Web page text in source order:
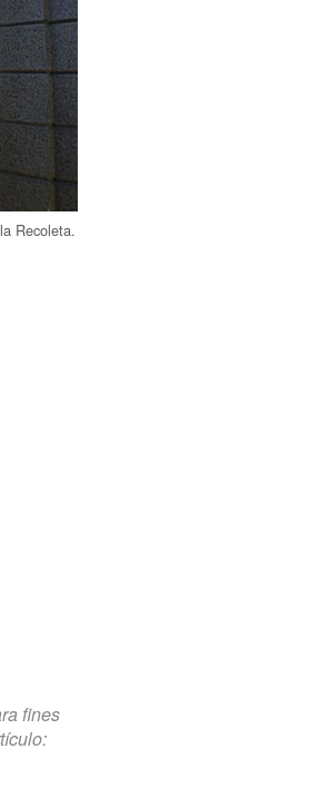
Recoleta.
fines